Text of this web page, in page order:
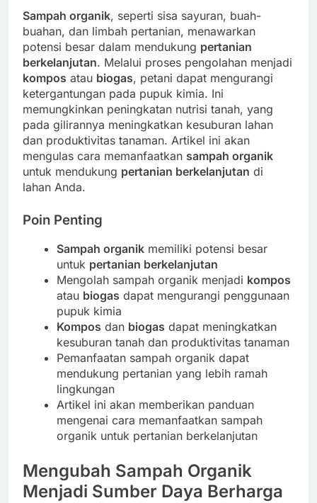
Sampah organik, seperti sisa sayuran, buah-
buahan, dan limbah pertanian, menawarkan
potensi besar dalam mendukung pertanian
berkelanjutan. Melalui proses pengolahan menjadi
kompos atau biogas, petani dapat mengurangi
ketergantungan pada pupuk kimia. Ini
memungkinkan peningkatan nutrisi tanah, yang
pada gilirannya meningkatkan kesuburan lahan
dan produktivitas tanaman. Artikel ini akan
mengulas cara memanfaatkan sampah organik
untuk mendukung pertanian berkelanjutan di
lahan Anda.
Poin Penting
Sampah organik memiliki potensi besar
untuk pertanian berkelanjutan
Mengolah sampah organik menjadi kompos
atau biogas dapat mengurangi penggunaan
pupuk kimia
Kompos dan biogas dapat meningkatkan
kesuburan tanah dan produktivitas tanaman
Pemanfaatan sampah organik dapat
mendukung pertanian yang lebih ramah
lingkungan
Artikel ini akan memberikan panduan
mengenai cara memanfaatkan sampah
organik untuk pertanian berkelanjutan
Mengubah Sampah Organik
Menjadi Sumber Daya Berharga